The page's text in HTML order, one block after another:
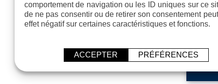
comportement de navigation ou les ID uniques sur ce
de ne pas consentir ou de retirer son consentement
effet négatif sur certaines caractéristiques et fonctions.
ACCEPTER PRÉFÉRENCES